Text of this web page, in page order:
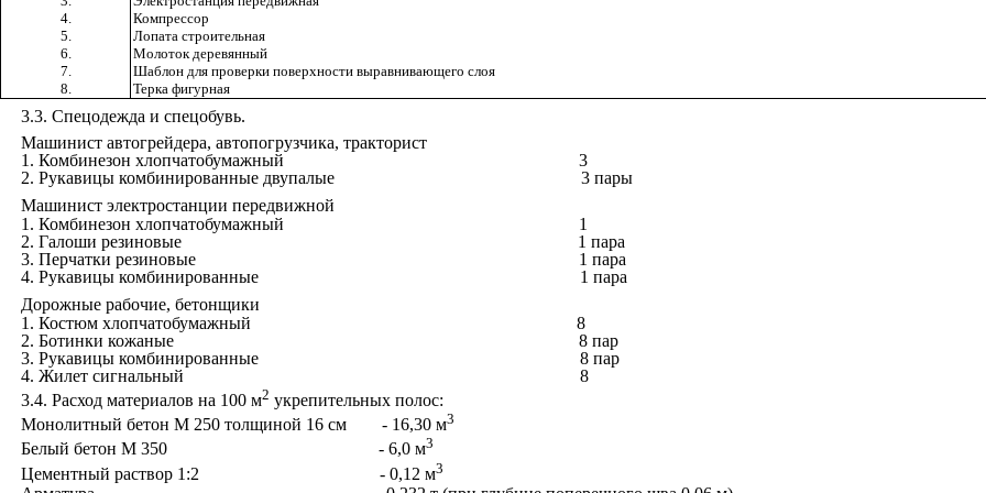
4.
Компрессор
5.
Лопата строительная
6.
Молоток деревянный
7.
Шаблон для проверки поверхности выравнивающего слоя
8.
Терка фигурная
3.3. Спецодежда и спецобувь.
Машинист автогрейдера, автопогрузчика, тракторист
1 . Комбинезон хлопчатобумажный
3
2. Рукавицы комбинированные двупалые
3 пары
Машинист электростанции передвижной
1 . Комбинезон хлопчатобумажный
1
2. Галоши резиновые
1 пара
3. Перчатки резиновые
1 пара
4. Рукавицы комбинированные
1 пара
Дорожные рабочие, бетонщики
1 . Костюм хлопчатобумажный
8
2. Ботинки кожаные
8 пар
3. Рукавицы комбинированные
8 пар
4. Жилет сигнальный
8
3.4. Расход материалов на 100 м2 укрепительных полос:
Монолитный бетон М 250 толщиной 16 см
- 16,30 м3
Белый бетон М 350 - 6,0 м3
Цементный раствор 1:2 - 0,12 м3